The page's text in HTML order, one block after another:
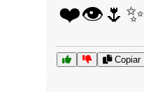
❤️👁️🌷✨
Copiar